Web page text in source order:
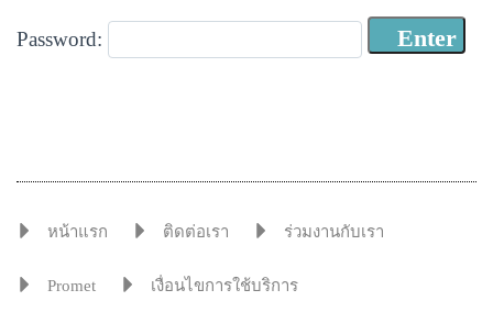
ภาษาไทย
Password:
หน้าแรก ติดต่อเรา ร่วมงานกับเรา
Promet เงื่อนไขการใช้บริการ